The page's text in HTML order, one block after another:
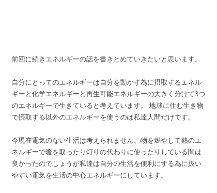
前回に続きエネルギーの話を書きとめていきたいと思います。
自分にとってのエネルギーは自分を動かす為に摂取するエネル
ギーと化学エネルギーと再生可能エネルギーの大きく分けて3つ
のエネルギーで生きていると考えています。 地球に住む生き物
で摂取する以外のエネルギーを使うのは私達人間だけです。
今現在電気のない生活は考えられません。物を燃やして熱のエ
ネルギーで暖を取ったり灯りの代わりに使ったりしている間は
良かったのでしょうが私達は自分の生活を便利にする為に扱い
やすい電気を生活の中心エネルギーにしています。